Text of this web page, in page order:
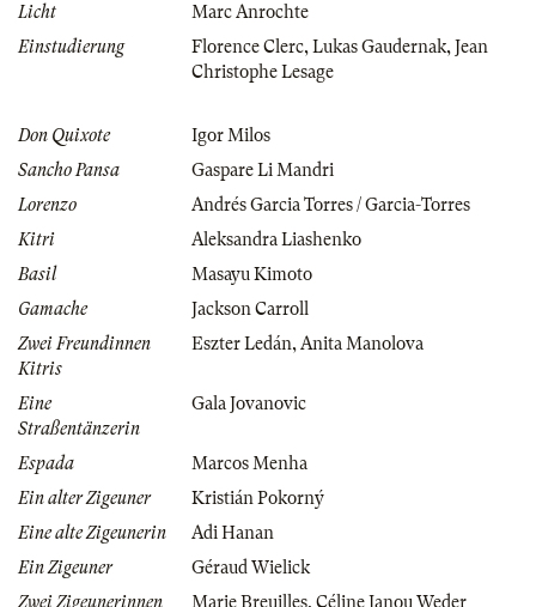
Licht
Marc Anrochte
Einstudierung
Florence Clerc, Lukas Gaudernak, Jean
Christophe Lesage
Don Quixote
Igor Milos
Sancho Pansa
Gaspare Li Mandri
Lorenzo
Andrés Garcia Torres / Garcia-Torres
Kitri
Aleksandra Liashenko
Basil
Masayu Kimoto
Gamache
Jackson Carroll
Zwei Freundinnen
Kitris
Eszter Ledán, Anita Manolova
Eine
Straßentänzerin
Gala Jovanovic
Espada
Marcos Menha
Ein alter Zigeuner
Kristián Pokorný
Eine alte Zigeunerin
Adi Hanan
Ein Zigeuner
Géraud Wielick
Zwei Zigeunerinnen
Marie Breuilles, Céline Janou Weder